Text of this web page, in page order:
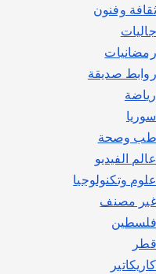
ثقافة وفنون
جاليات
رمضانيات
روابط صديقة
رياضة
سوريا
طب وصحة
عالم الفيديو
علوم وتكنولوجيا
غير مصنف
فلسطين
قطر
كاريكاتير